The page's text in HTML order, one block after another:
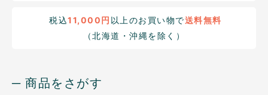
税込11,000円 以上のお買い物で送料無料
（北海道・沖縄を除く）
─ 商品をさがす